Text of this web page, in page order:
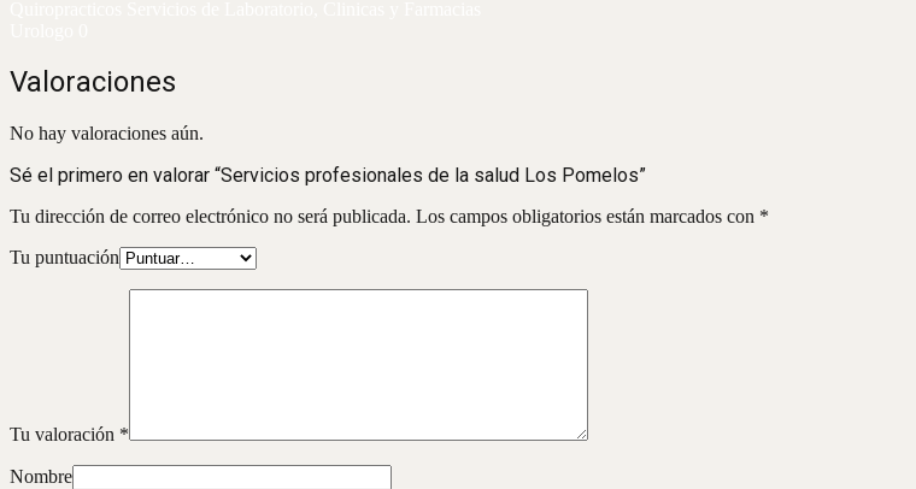
Valoraciones
No hay valoraciones aún.
Sé el primero en valorar “Servicios profesionales de la salud Los Pomelos”
Tu dirección de correo electrónico no será publicada. Los campos obligatorios están marcados con *
Tu puntuación
Tu valoración *
Nombre